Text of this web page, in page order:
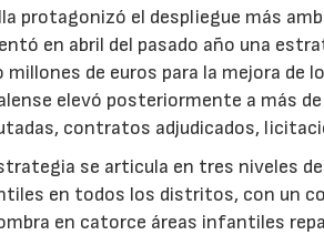
protagonizó el despliegue más
en abril del pasado año una
millones de euros para la mejora de
elevó posteriormente a más
contratos adjudicados,
se articula en tres niveles
en todos los distritos, con un
en catorce áreas infantiles